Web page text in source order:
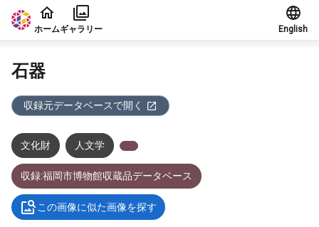
本文に飛ぶ
ホームギャラリー English
石器
収録元データベースで開く
文化財 人文学
収録:福岡市博物館収蔵品データベース
この画像に似た画像を探す